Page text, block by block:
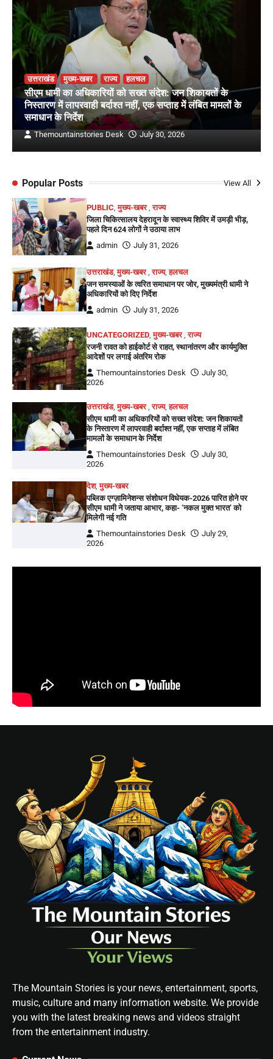
उत्तराखंड मुख्य-खबर राज्य हलचल
सीएम धामी का अधिकारियों को सख्त संदेश: जन शिकायतों के
निस्तारण में लापरवाही बर्दाश्त नहीं, एक सप्ताह में लंबित मामलों के
समाधान के निर्देश
Themountainstories Desk July 30, 2026
Popular Posts View All
PUBLIC ,मुख्य-खबर ,राज्य
जिला चिकित्सालय देहरादून के स्वास्थ्य शिविर में उमड़ी भीड़,
पहले दिन 624 लोगों ने उठाया लाभ
admin
July 31, 2026
उत्तराखंड,मुख्य-खबर,राज्य,हलचल
जन समस्याओं के त्वरित समाधान पर जोर, मुख्यमंत्री धामी ने
अधिकारियों को दिए निर्देश
admin
July 31, 2026
UNCATEGORIZED ,मुख्य-खबर ,राज्य
रजनी रावत को हाईकोर्ट से राहत, स्थानांतरण और कार्यमुक्ति
आदेशों पर लगाई अंतरिम रोक
Themountainstories Desk
July 30,
2026
उत्तराखंड,मुख्य-खबर,राज्य,हलचल
सीएम धामी का अधिकारियों को सख्त संदेश: जन शिकायतों
के निस्तारण में लापरवाही बर्दाश्त नहीं, एक सप्ताह में लंबित
मामलों के समाधान के निर्देश
Themountainstories Desk
July 30,
2026
देश,मुख्य-खबर
पब्लिक एग्ज़ामिनेशन्स संशोधन विधेयक-2026 पारित होने पर
सीएम धामी ने जताया आभार, कहा- ‘नकल मुक्त भारत’ को
मिलेगी नई गति
Themountainstories Desk
July 29,
2026
The Mountain Stories is your news, entertainment, sports,
music, culture and many information website. We provide
you with the latest breaking news and videos straight
from the entertainment industry.